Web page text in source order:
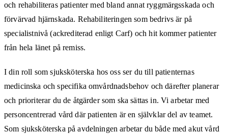
och rehabiliteras patienter med bland annat ryggmärgsskada och
förvärvad hjärnskada. Rehabiliteringen som bedrivs är på
specialistnivå (ackrediterad enligt Carf) och hit kommer patienter
från hela länet på remiss.
I din roll som sjuksköterska hos oss ser du till patienternas
medicinska och specifika omvårdnadsbehov och därefter planerar
och prioriterar du de åtgärder som ska sättas in. Vi arbetar med
personcentrerad vård där patienten är en självklar del av teamet.
Som sjuksköterska på avdelningen arbetar du både med akut vård